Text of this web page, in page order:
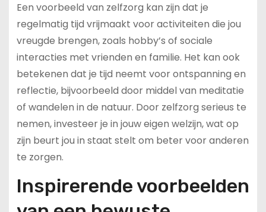
Een voorbeeld van zelfzorg kan zijn dat je
regelmatig tijd vrijmaakt voor activiteiten die jou
vreugde brengen, zoals hobby’s of sociale
interacties met vrienden en familie. Het kan ook
betekenen dat je tijd neemt voor ontspanning en
reflectie, bijvoorbeeld door middel van meditatie
of wandelen in de natuur. Door zelfzorg serieus te
nemen, investeer je in jouw eigen welzijn, wat op
zijn beurt jou in staat stelt om beter voor anderen
te zorgen.
Inspirerende voorbeelden